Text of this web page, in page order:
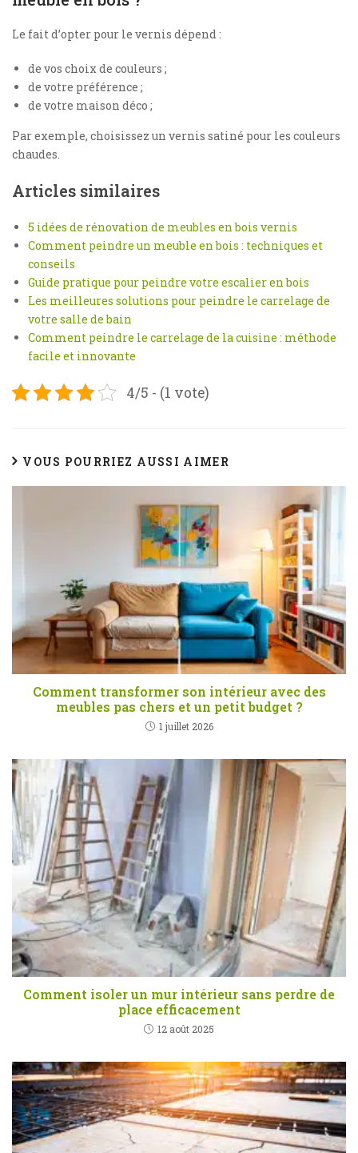
Le fait d’opter pour le vernis dépend :
de vos choix de couleurs ;
de votre préférence ;
de votre maison déco ;
Par exemple, choisissez un vernis satiné pour les couleurs
chaudes.
Articles similaires
5 idées de rénovation de meubles en bois vernis
Comment peindre un meuble en bois : techniques et
conseils
Guide pratique pour peindre votre escalier en bois
Les meilleures solutions pour peindre le carrelage de
votre salle de bain
Comment peindre le carrelage de la cuisine : méthode
facile et innovante
4/5 - (1 vote)
VOUS POURRIEZ AUSSI AIMER
Comment transformer son intérieur avec des
meubles pas chers et un petit budget ?
1 juillet 2026
Comment isoler un mur intérieur sans perdre de
place efficacement
12 août 2025